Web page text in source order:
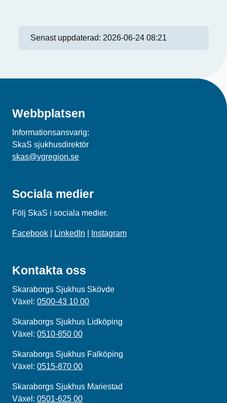
Senast uppdaterad: 2026-06-24 08:21
Webbplatsen
Informationsansvarig:
SkaS sjukhusdirektör
skas@vgregion.se
Sociala medier
Följ SkaS i sociala medier.
Facebook LinkedIn Instagram
Kontakta oss
Skaraborgs Sjukhus Skövde
Växel: 0500-43 10 00
Skaraborgs Sjukhus Lidköping
Växel: 0510-850 00
Skaraborgs Sjukhus Falköping
Växel: 0515-870 00
Skaraborgs Sjukhus Mariestad
Växel: 0501-625 00